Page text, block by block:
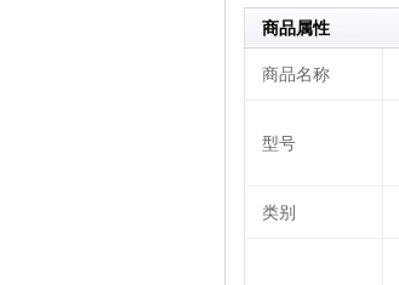
商品属性
商品名称
型号
类别